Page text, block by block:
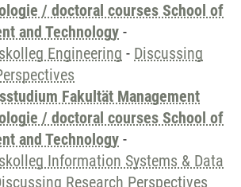
/ doctoral courses School of
and Technology -
Engineering - Discussing
Fakultät Management
/ doctoral courses School of
and Technology -
Information Systems & Data
Research Perspectives